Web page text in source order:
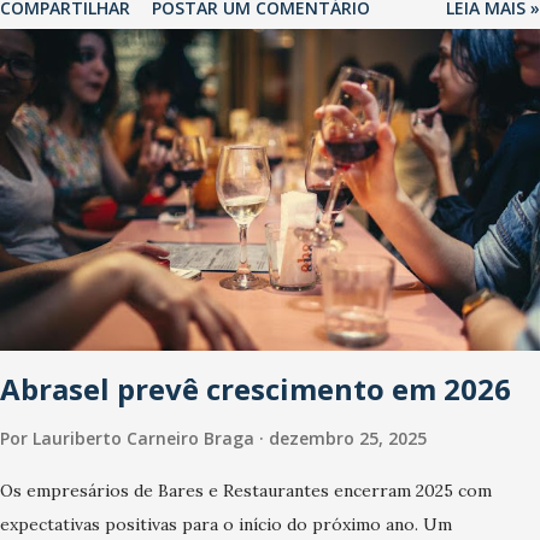
COMPARTILHAR POSTAR UM COMENTÁRIO LEIA MAIS »
Abrasel prevê crescimento em 2026
Por Lauriberto Carneiro Braga dezembro 25, 2025
Os empresários de Bares e Restaurantes encerram 2025 com
expectativas positivas para o início do próximo ano. Um